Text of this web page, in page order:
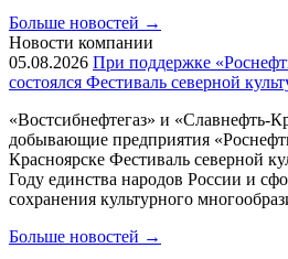
Больше новостей →
Новости компании
05.08.2026 При поддержке
состоялся Фестиваль северной
«Востсибнефтегаз» и «Славнефть-
добывающие предприятия
Красноярске Фестиваль северной
Году единства народов России и
сохранения культурного
Больше новостей →